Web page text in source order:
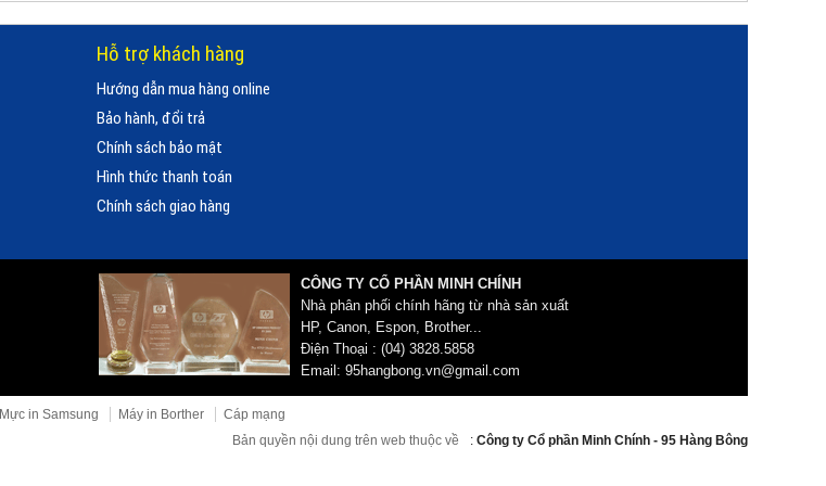
Hỗ trợ khách hàng
Hướng dẫn mua hàng online
Bảo hành, đổi trả
Chính sách bảo mật
Hình thức thanh toán
Chính sách giao hàng
CÔNG TY CỔ PHẦN MINH CHÍNH
Nhà phân phối chính hãng từ nhà sản xuất
HP, Canon, Espon, Brother...
Điện Thoại : (04) 3828.5858
Email: 95hangbong.vn@gmail.com
Mực in Samsung Máy in Borther
Cáp mạng
Bản quyền nội dung trên web thuộc về : Công ty Cổ phần Minh Chính - 95 Hàng Bông